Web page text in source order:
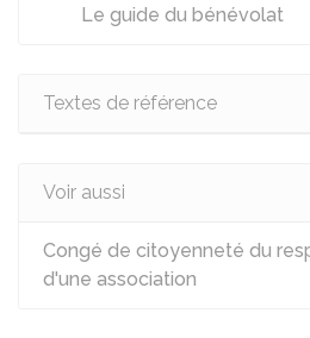
Le guide du bénévolat
Textes de référence
Voir aussi
Congé de citoyenneté du
d'une association